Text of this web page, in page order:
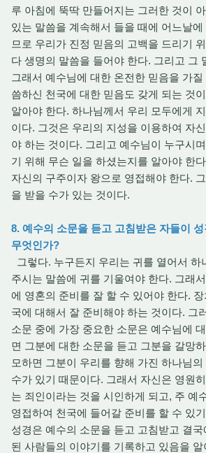
루 아침에 뚝딱 만들어지는 그러한 것이
있는 말씀을 계속해서 들을 때에 어느날
므로 우리가 진정 믿음의 고백을 드리기
다 생명의 말씀을 들어야 한다. 그리고 그
그래서 예수님에 대한 온전한 믿음을 가
씀하신 천국에 대한 믿음도 갖게 되는 것
알아야 한다. 하나님께서 우리 모두에게
이다. 그것은 우리의 지성을 이용하여 자
야 하는 것이다. 그리고 예수님이 누구시
기 위해 무슨 일을 하셨는지를 알아야 한
자신의 구주이자 왕으로 영접해야 한다.
을 받을 수가 있는 것이다.
8. 예수의 소문을 듣고 고침받은 자들이
무엇인가?
그렇다. 누구든지 우리는 귀를 열어서 하
주시는 말씀에 귀를 기울여야 한다. 그래
에 영혼의 준비를 잘 할 수 있어야 한다.
국에 대해서 잘 준비해야 하는 것이다. 그
소문 중에 가장 중요한 소문은 예수님에
면 그분에 대한 소문을 듣고 그분을 갈망
모하면 그분이 우리를 향해 가진 하나님
수가 있기 때문이다. 그래서 자신은 영원
는 죄인이라는 것을 시인하게 되고, 주 예
영접하여 천국에 들어갈 준비를 할 수 있
성경은 예수의 소문을 듣고 고침받고 결
된 사람들의 이야기를 기록하고 있음을